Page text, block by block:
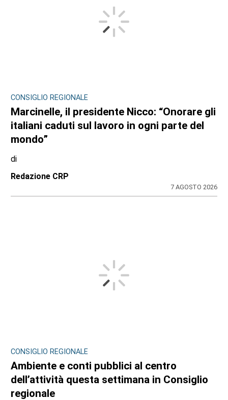
CONSIGLIO REGIONALE
Marcinelle, il presidente Nicco: “Onorare gli
italiani caduti sul lavoro in ogni parte del
mondo”
di
Redazione CRP
7 AGOSTO 2026
CONSIGLIO REGIONALE
Ambiente e conti pubblici al centro
dell’attività questa settimana in Consiglio
regionale